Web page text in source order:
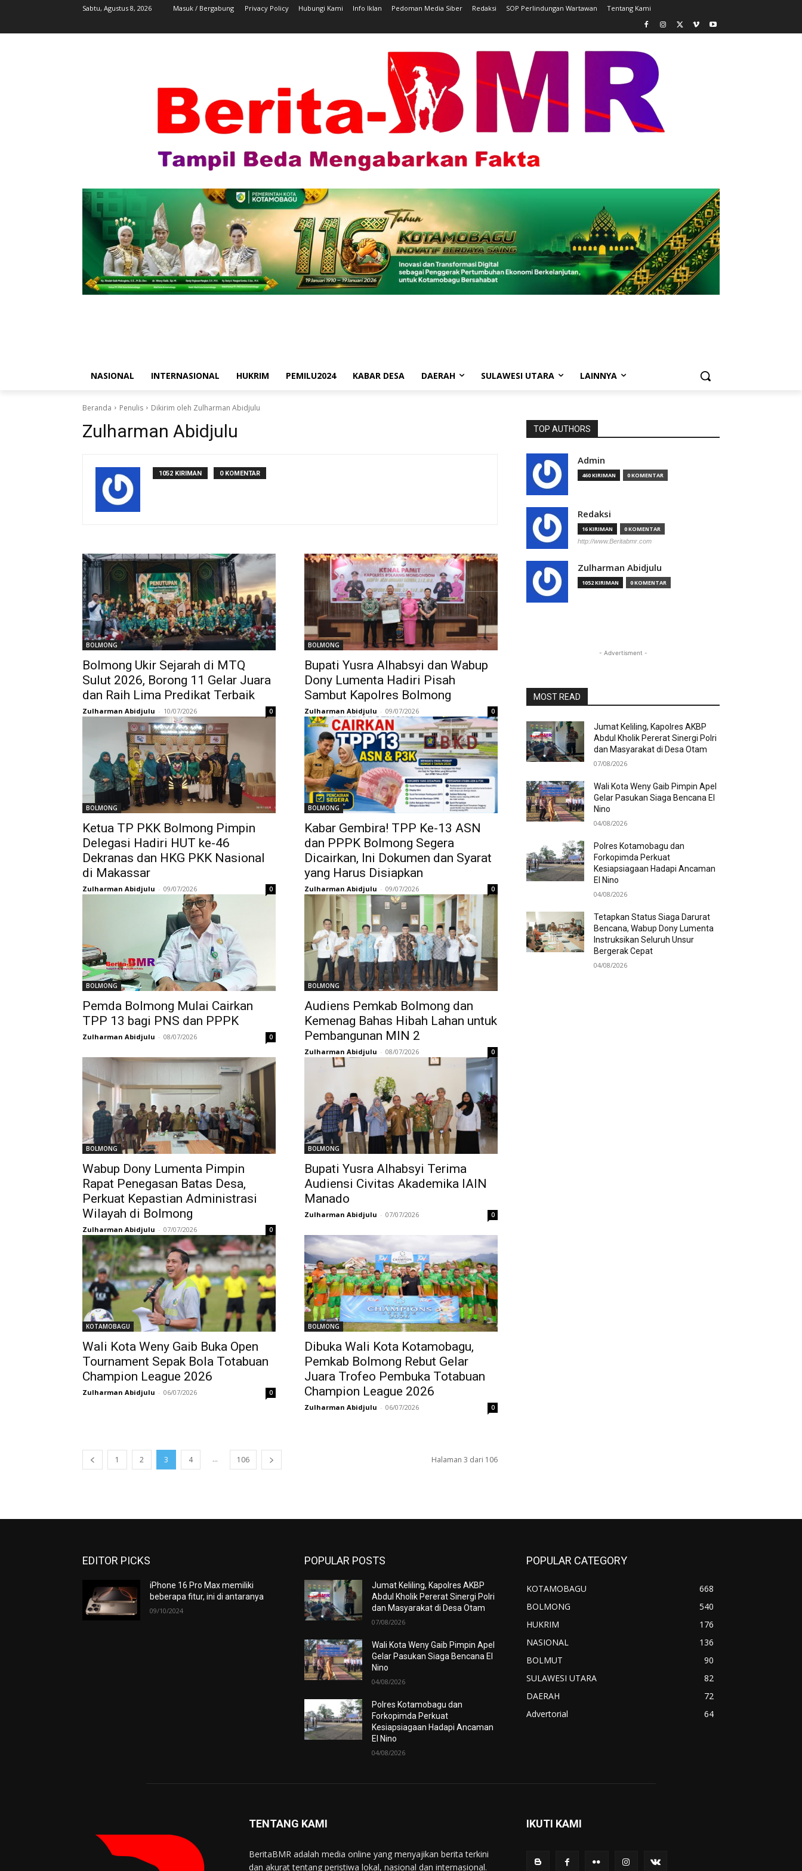
Sabtu, Agustus 8, 2026 Masuk / Bergabung Privacy Policy Hubungi Kami Info Iklan Pedoman Media Siber Redaksi SOP Perlindungan Wartawan Tentang Kami
NASIONAL INTERNASIONAL HUKRIM PEMILU2024 KABAR DESA DAERAH SULAWESI UTARA LAINNYA
Beranda Penulis Dikirim oleh Zulharman Abidjulu
Zulharman Abidjulu
1052 KIRIMAN 0 KOMENTAR
BOLMONG
Bolmong Ukir Sejarah di MTQ
Sulut 2026, Borong 11 Gelar Juara
dan Raih Lima Predikat Terbaik
Zulharman Abidjulu - 10/07/2026 0
BOLMONG
Bupati Yusra Alhabsyi dan Wabup
Dony Lumenta Hadiri Pisah
Sambut Kapolres Bolmong
Zulharman Abidjulu - 09/07/2026 0
BOLMONG
Ketua TP PKK Bolmong Pimpin
Delegasi Hadiri HUT ke-46
Dekranas dan HKG PKK Nasional
di Makassar
Zulharman Abidjulu - 09/07/2026 0
BOLMONG
Kabar Gembira! TPP Ke-13 ASN
dan PPPK Bolmong Segera
Dicairkan, Ini Dokumen dan Syarat
yang Harus Disiapkan
Zulharman Abidjulu - 09/07/2026 0
BOLMONG
Pemda Bolmong Mulai Cairkan
TPP 13 bagi PNS dan PPPK
Zulharman Abidjulu - 08/07/2026 0
BOLMONG
Audiens Pemkab Bolmong dan
Kemenag Bahas Hibah Lahan untuk
Pembangunan MIN 2
Zulharman Abidjulu - 08/07/2026 0
BOLMONG
Wabup Dony Lumenta Pimpin
Rapat Penegasan Batas Desa,
Perkuat Kepastian Administrasi
Wilayah di Bolmong
Zulharman Abidjulu - 07/07/2026 0
BOLMONG
Bupati Yusra Alhabsyi Terima
Audiensi Civitas Akademika IAIN
Manado
Zulharman Abidjulu - 07/07/2026 0
KOTAMOBAGU
Wali Kota Weny Gaib Buka Open
Tournament Sepak Bola Totabuan
Champion League 2026
Zulharman Abidjulu - 06/07/2026 0
BOLMONG
Dibuka Wali Kota Kotamobagu,
Pemkab Bolmong Rebut Gelar
Juara Trofeo Pembuka Totabuan
Champion League 2026
Zulharman Abidjulu - 06/07/2026 0
1 2 3 4 ... 106 Halaman 3 dari 106
TOP AUTHORS
Admin
460 KIRIMAN 0 KOMENTAR
Redaksi
16 KIRIMAN 0 KOMENTAR
http://www.Beritabmr.com
Zulharman Abidjulu
1052 KIRIMAN 0 KOMENTAR
- Advertisment -
MOST READ
Jumat Keliling, Kapolres AKBP
Abdul Kholik Pererat Sinergi Polri
dan Masyarakat di Desa Otam
07/08/2026
Wali Kota Weny Gaib Pimpin Apel
Gelar Pasukan Siaga Bencana El
Nino
04/08/2026
Polres Kotamobagu dan
Forkopimda Perkuat
Kesiapsiagaan Hadapi Ancaman
El Nino
04/08/2026
Tetapkan Status Siaga Darurat
Bencana, Wabup Dony Lumenta
Instruksikan Seluruh Unsur
Bergerak Cepat
04/08/2026
EDITOR PICKS
iPhone 16 Pro Max memiliki
beberapa fitur, ini di antaranya
09/10/2024
POPULAR POSTS
Jumat Keliling, Kapolres AKBP
Abdul Kholik Pererat Sinergi Polri
dan Masyarakat di Desa Otam
07/08/2026
Wali Kota Weny Gaib Pimpin Apel
Gelar Pasukan Siaga Bencana El
Nino
04/08/2026
Polres Kotamobagu dan
Forkopimda Perkuat
Kesiapsiagaan Hadapi Ancaman
El Nino
04/08/2026
POPULAR CATEGORY
KOTAMOBAGU
668
BOLMONG
540
HUKRIM
176
NASIONAL
136
BOLMUT
90
SULAWESI UTARA
82
DAERAH
72
Advertorial
64
TENTANG KAMI
BeritaBMR adalah media online yang menyajikan berita terkini
dan akurat tentang peristiwa lokal, nasional dan internasional.
IKUTI KAMI